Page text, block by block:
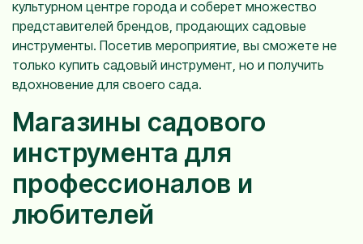
культурном центре города и соберет множество
представителей брендов, продающих садовые
инструменты. Посетив мероприятие, вы сможете не
только купить садовый инструмент, но и получить
вдохновение для своего сада.
Магазины садового
инструмента для
профессионалов и
любителей